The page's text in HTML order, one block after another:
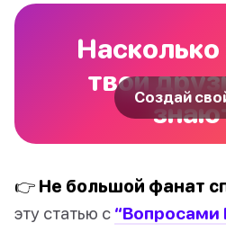
твои
Создай
👉 Не большой фанат
эту статью с “Вопросами